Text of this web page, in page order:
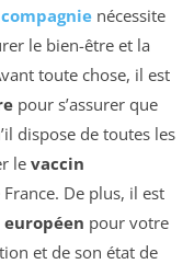
nécessite
le bien-être et la
toute chose, il est
pour s’assurer que
dispose de toutes les
le vaccin
De plus, il est
pour votre
et de son état de